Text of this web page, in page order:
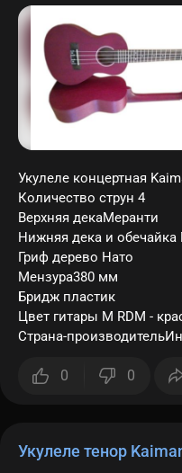
Укулеле концертная
Количество струн 4
Верхняя декаМеранти
Нижняя дека и обечайка
Гриф дерево Нато
Мензура380 мм
Бридж пластик
Цвет гитары M RDM -
Страна-
0 0
Укулеле тенор